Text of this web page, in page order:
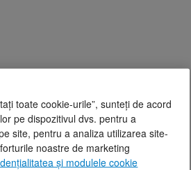
toate cookie-urile”, sunteți de acord
pe dispozitivul dvs. pentru a
site, pentru a analiza utilizarea site-
noastre de marketing
și modulele cookie